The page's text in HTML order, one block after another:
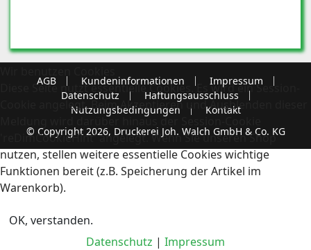
AGB Kundeninformationen
Impressum
Datenschutz
Haftungsausschluss
Nutzungsbedingungen
Kontakt
© Copyright 2026, Druckerei Joh. Walch GmbH & Co. KG
Diese Seite nutzt essentielle Cookies. Es wird ein Session-
Cookie angelegt. Beim Akzeptieren und Ausblenden dieser
Meldung wird darüber hinaus der Session-Cookie
'reDimCookieHint' angelegt. Wenn Sie unseren Shop
nutzen, stellen weitere essentielle Cookies wichtige
Funktionen bereit (z.B. Speicherung der Artikel im
Warenkorb).
OK, verstanden.
Datenschutz | Impressum